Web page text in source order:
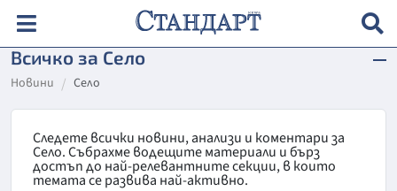
Всичко за Село
Новини Село
Следете всички новини, анализи и коментари за
Село. Събрахме водещите материали и бърз
достъп до най-релевантните секции, в които
темата се развива най-активно.